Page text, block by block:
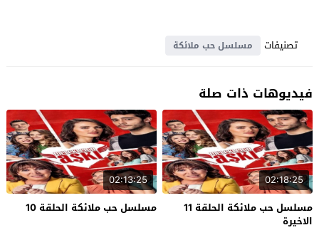
تصنيفات مسلسل حب ملائكة
فيديوهات ذات صلة
02:18:25
مسلسل حب ملائكة الحلقة 11
الاخيرة
02:13:25
مسلسل حب ملائكة الحلقة 10